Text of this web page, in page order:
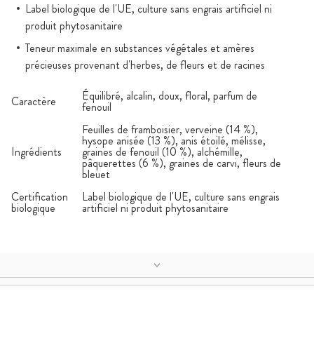
Label biologique de l'UE, culture sans engrais artificiel ni
produit phytosanitaire
Teneur maximale en substances végétales et amères
précieuses provenant d'herbes, de fleurs et de racines
Caractère Équilibré, alcalin, doux, floral, parfum de
fenouil
Ingrédients
Feuilles de framboisier, verveine (14 %),
hysope anisée (13 %), anis étoilé, mélisse,
graines de fenouil (10 %), alchémille,
pâquerettes (6 %), graines de carvi, fleurs de
bleuet
Certification
biologique
Label biologique de l'UE, culture sans engrais
artificiel ni produit phytosanitaire